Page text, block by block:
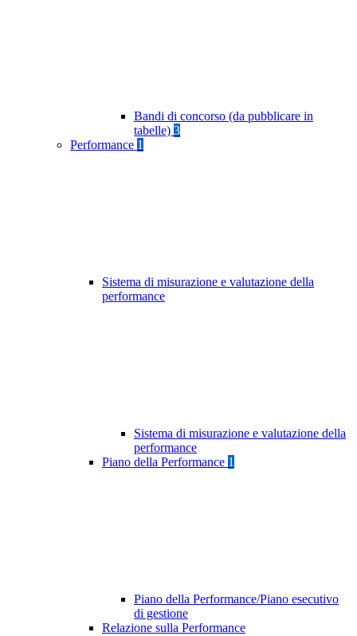
Bandi di concorso (da pubblicare in
tabelle) 3
Performance 1
Sistema di misurazione e valutazione della
performance
Sistema di misurazione e valutazione della
performance
Piano della Performance 1
Piano della Performance/Piano esecutivo
di gestione
Relazione sulla Performance